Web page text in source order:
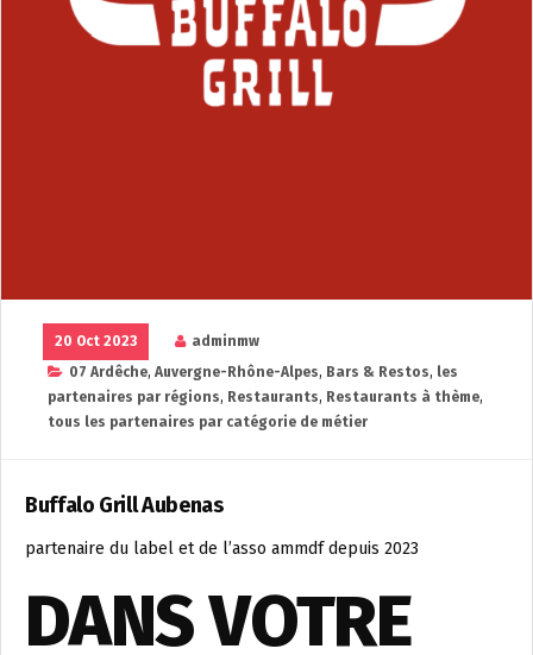
20 Oct 2023
adminmw
07 Ardêche, Auvergne-Rhône-Alpes, Bars & Restos, les
partenaires par régions, Restaurants, Restaurants à thème,
tous les partenaires par catégorie de métier
Buffalo Grill Aubenas
partenaire du label et de l’asso ammdf depuis 2023
DANS VOTRE